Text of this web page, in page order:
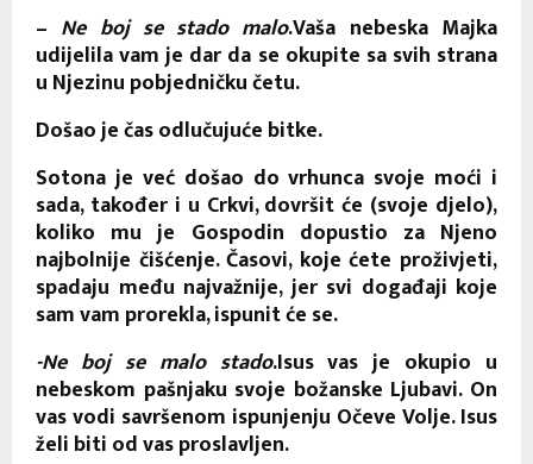
– Ne boj se stado malo.Vaša nebeska Majka
udijelila vam je dar da se okupite sa svih strana
u Njezinu pobjedničku četu.
Došao je čas odlučujuće bitke.
Sotona je već došao do vrhunca svoje moći i
sada, također i u Crkvi, dovršit će (svoje djelo),
koliko mu je Gospodin dopustio za Njeno
najbolnije čišćenje. Časovi, koje ćete proživjeti,
spadaju među najvažnije, jer svi događaji koje
sam vam prorekla, ispunit će se.
-Ne boj se malo stado.Isus vas je okupio u
nebeskom pašnjaku svoje božanske Ljubavi. On
vas vodi savršenom ispunjenju Očeve Volje. Isus
želi biti od vas proslavljen.